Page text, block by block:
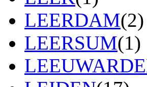
LEERDAM(2)
LEERSUM(1)